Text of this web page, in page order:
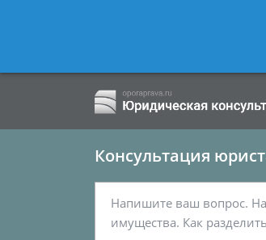
-
Консультация